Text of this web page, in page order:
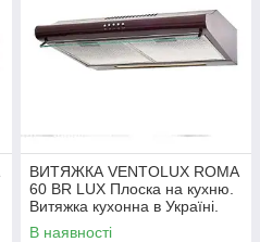
ВИТЯЖКА VENTOLUX ROMA
60 BR LUX Плоска на кухню.
Витяжка кухонна в Україні.
*ЗНИЖКА В ОПИСІ.
В наявності